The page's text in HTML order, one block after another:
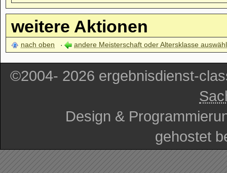
weitere Aktionen
nach oben andere Meisterschaft oder Altersklasse
©2004- 2026 ergebnisdienst-
Design &
gehostet